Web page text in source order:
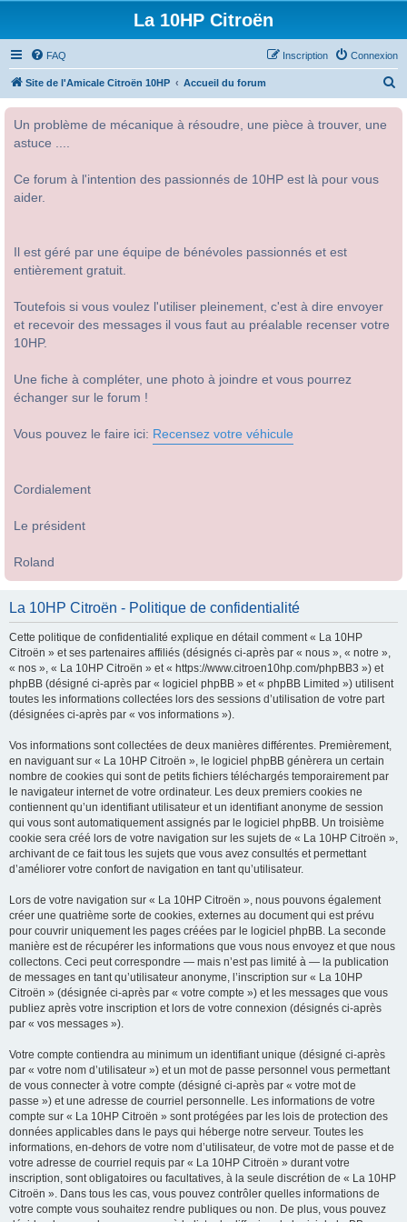
La 10HP Citroën
FAQ Connexion
Inscription
Site de l'Amicale Citroën 10HP Accueil du forum
Un problème de mécanique à résoudre, une pièce à trouver, une
astuce ....
Ce forum à l'intention des passionnés de 10HP est là pour vous
aider.
Il est géré par une équipe de bénévoles passionnés et est
entièrement gratuit.
Toutefois si vous voulez l'utiliser pleinement, c'est à dire envoyer
et recevoir des messages il vous faut au préalable recenser votre
10HP.
Une fiche à compléter, une photo à joindre et vous pourrez
échanger sur le forum !
Vous pouvez le faire ici: Recensez votre véhicule
Cordialement
Le président
Roland
La 10HP Citroën - Politique de confidentialité
Cette politique de confidentialité explique en détail comment « La 10HP
Citroën » et ses partenaires affiliés (désignés ci-après par « nous », « notre »,
« nos », « La 10HP Citroën » et « https://www.citroen10hp.com/phpBB3 ») et
phpBB (désigné ci-après par « logiciel phpBB » et « phpBB Limited ») utilisent
toutes les informations collectées lors des sessions d’utilisation de votre part
(désignées ci-après par « vos informations »).
Vos informations sont collectées de deux manières différentes. Premièrement,
en naviguant sur « La 10HP Citroën », le logiciel phpBB génèrera un certain
nombre de cookies qui sont de petits fichiers téléchargés temporairement par
le navigateur internet de votre ordinateur. Les deux premiers cookies ne
contiennent qu’un identifiant utilisateur et un identifiant anonyme de session
qui vous sont automatiquement assignés par le logiciel phpBB. Un troisième
cookie sera créé lors de votre navigation sur les sujets de « La 10HP Citroën »,
archivant de ce fait tous les sujets que vous avez consultés et permettant
d’améliorer votre confort de navigation en tant qu’utilisateur.
Lors de votre navigation sur « La 10HP Citroën », nous pouvons également
créer une quatrième sorte de cookies, externes au document qui est prévu
pour couvrir uniquement les pages créées par le logiciel phpBB. La seconde
manière est de récupérer les informations que vous nous envoyez et que nous
collectons. Ceci peut correspondre — mais n’est pas limité à — la publication
de messages en tant qu’utilisateur anonyme, l’inscription sur « La 10HP
Citroën » (désignée ci-après par « votre compte ») et les messages que vous
publiez après votre inscription et lors de votre connexion (désignés ci-après
par « vos messages »).
Votre compte contiendra au minimum un identifiant unique (désigné ci-après
par « votre nom d’utilisateur ») et un mot de passe personnel vous permettant
de vous connecter à votre compte (désigné ci-après par « votre mot de
passe ») et une adresse de courriel personnelle. Les informations de votre
compte sur « La 10HP Citroën » sont protégées par les lois de protection des
données applicables dans le pays qui héberge notre serveur. Toutes les
informations, en-dehors de votre nom d’utilisateur, de votre mot de passe et de
votre adresse de courriel requis par « La 10HP Citroën » durant votre
inscription, sont obligatoires ou facultatives, à la seule discrétion de « La 10HP
Citroën ». Dans tous les cas, vous pouvez contrôler quelles informations de
votre compte vous souhaitez rendre publiques ou non. De plus, vous pouvez